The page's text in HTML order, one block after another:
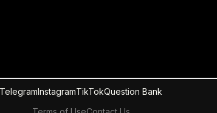
TelegramInstagramTikTokQuestion Bank